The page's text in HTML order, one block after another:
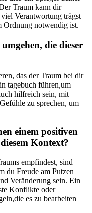
Traum kann dir
Verantwortung trägst
Ordnung notwendig ist.
die dieser
​das der Traum bei dir
tagebuch führen,um
hilfreich sein, mit
zu sprechen, um
einem positiven
Kontext?
empfindest, sind
du Freude am Putzen
Veränderung sein. Ein
Konflikte‌ oder
es zu bearbeiten